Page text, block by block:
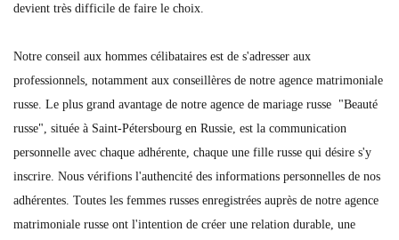
devient très difficile de faire le choix.
Notre conseil aux hommes célibataires est de s'adresser aux
professionnels, notamment aux conseillères de notre agence matrimoniale
russe. Le plus grand avantage de notre agence de mariage russe "Beauté
russe", située à Saint-Pétersbourg en Russie, est la communication
personnelle avec chaque adhérente, chaque une fille russe qui désire s'y
inscrire. Nous vérifions l'authencité des informations personnelles de nos
adhérentes. Toutes les femmes russes enregistrées auprès de notre agence
matrimoniale russe ont l'intention de créer une relation durable, une